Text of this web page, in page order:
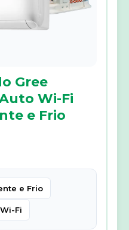
Gree
Wi-Fi
e Frio
e Frio
Fi